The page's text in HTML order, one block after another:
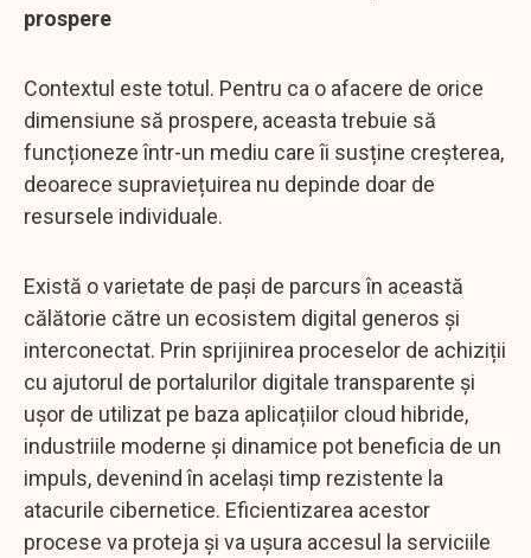
prospere
Contextul este totul. Pentru ca o afacere de orice
dimensiune să prospere, aceasta trebuie să
funcționeze într-un mediu care îi susține creșterea,
deoarece supraviețuirea nu depinde doar de
resursele individuale.
Există o varietate de pași de parcurs în această
călătorie către un ecosistem digital generos și
interconectat. Prin sprijinirea proceselor de achiziții
cu ajutorul de portalurilor digitale transparente și
ușor de utilizat pe baza aplicațiilor cloud hibride,
industriile moderne și dinamice pot beneficia de un
impuls, devenind în același timp rezistente la
atacurile cibernetice. Eficientizarea acestor
procese va proteja și va ușura accesul la serviciile